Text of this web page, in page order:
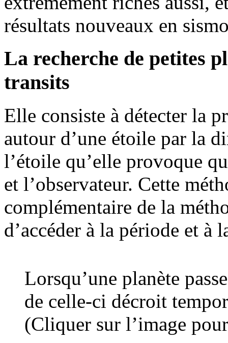
résultats nouveaux en
La recherche de petites
transits
Elle consiste à détecter la
autour d’une étoile par la
l’étoile qu’elle provoque
et l’observateur. Cette
complémentaire de la
d’accéder à la période et à
Lorsqu’une planète
de celle-ci décroit
(Cliquer sur l’image